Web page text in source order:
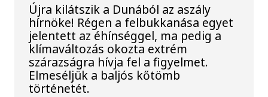
Újra kilátszik a Dunából az aszály
hírnöke! Régen a felbukkanása egyet
jelentett az éhínséggel, ma pedig a
klímaváltozás okozta extrém
szárazságra hívja fel a figyelmet.
Elmeséljük a baljós kőtömb
történetét.